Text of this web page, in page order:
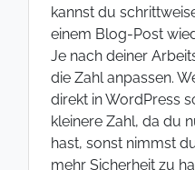
kannst du
einem Blog-Post
Je nach deiner
die Zahl anpassen.
direkt in WordPress
kleinere Zahl, da du
hast, sonst nimmst
mehr Sicherheit zu